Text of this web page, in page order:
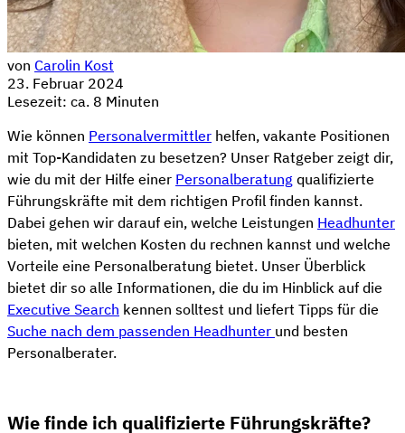
von Carolin Kost
23. Februar 2024
Lesezeit: ca. 8 Minuten
Wie können Personalvermittler helfen, vakante Positionen
mit Top-Kandidaten zu besetzen? Unser Ratgeber zeigt dir,
wie du mit der Hilfe einer Personalberatung qualifizierte
Führungskräfte mit dem richtigen Profil finden kannst.
Dabei gehen wir darauf ein, welche Leistungen Headhunter
bieten, mit welchen Kosten du rechnen kannst und welche
Vorteile eine Personalberatung bietet. Unser Überblick
bietet dir so alle Informationen, die du im Hinblick auf die
Executive Search kennen solltest und liefert Tipps für die
Suche nach dem passenden Headhunter und besten
Personalberater.
Wie finde ich qualifizierte Führungskräfte?